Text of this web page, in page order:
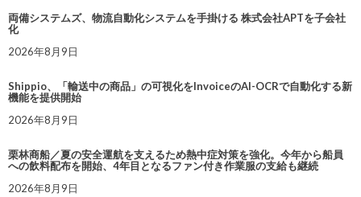
両備システムズ、物流自動化システムを手掛ける 株式会社APTを子会社
化
2026年8月9日
Shippio、「輸送中の商品」の可視化をInvoiceのAI-OCRで自動化する新
機能を提供開始
2026年8月9日
栗林商船／夏の安全運航を支えるため熱中症対策を強化。今年から船員
への飲料配布を開始、4年目となるファン付き作業服の支給も継続
2026年8月9日